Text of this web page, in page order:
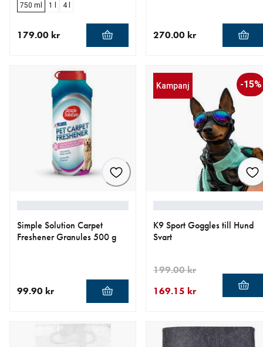
750 ml 1 l 4 l
179.00 kr 270.00 kr
Simple Solution Carpet
Freshener Granules 500 g
99.90 kr
Kampanj -15%
K9 Sport Goggles till Hund
Svart
169.15 kr
199.00 kr